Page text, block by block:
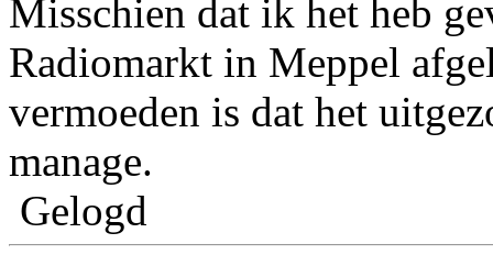
Misschien dat ik het heb
Radiomarkt in Meppel
vermoeden is dat het
manage.
Gelogd